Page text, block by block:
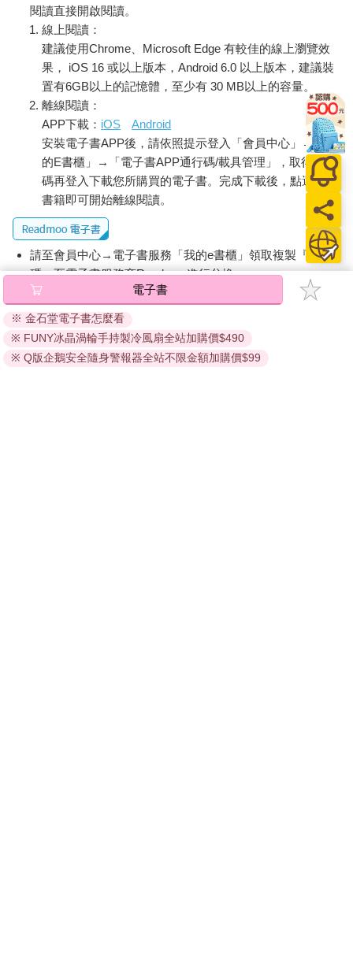
當你們「愛的共同帳戶」裡存款充足時，處理問題就會變得簡單
許多。因此，不妨設法讓伴侶心動，藉此經常在這個帳戶裡存
記住那些讓伴侶特別有感的小事，因為只需要做這些小事，就能
對他產生很大的影響。如此一來，你們會馬上覺得格外親密，當
碰到問題時，就有充足的存款來共度難關。
親密重點：
一、每個人都有特定的小事，只要做了或說出來，就能立刻感受
到被關愛。
二、你可以請伴侶回憶那些她感到完全被愛的時刻，並問她是哪
件事讓她知道你真的愛她，由此了解要怎麼讓她怦然心動。
三、伴侶之間不斷做出互相讓對方心動的行為時，「愛的共同帳
戶」裡就會充滿愛意，當問題出現時會更容易解決。
實作練習：
假如你還沒有這麼做，請試著找出讓你伴侶怦然心動的事。
最簡單的方法是直接問伴侶：「有哪些時候你最能感受到我的
愛？」等他回答，然後再問問：「當時是什麼讓你知道我真的愛
你？」試著多問細節，越具體越好。 同時，也對自己問這些問
題，並告訴你的伴侶，他做什麼事能讓你完完全全地感受到被
閱讀直接開啟閱讀。
線上閱讀：
建議使用Chrome、Microsoft Edge 有較佳的線上瀏覽效
果， iOS 16 或以上版本，Android 6.0 以上版本，建議裝
置有6GB以上的記憶體，至少有 30 MB以上的容量。
離線閱讀：
APP下載： iOS
Android
安裝電子書APP後，請依照提示登入「會員中心」→「我
的E書櫃」→「電子書APP通行碼/載具管理」，取得通行
碼再登入下載您所購買的電子書。完成下載後，點選任一
書籍即可開始離線閱讀。
請至會員中心→電子書服務「我的e書櫃」領取複製『兌換
碼』至電子書服務商Readmoo進行兌換。
退換貨須知：
因版權保護，您在金石堂所購買的電子書僅能以金石堂專屬
的閱讀軟體開啟閱讀，無法以其他閱讀器或直接下載檔案。
依據「消費者保護法」第19條及行政院消費者保護處公告之
電子書
※ 金石堂電子書怎麼看
※ FUNY冰晶渦輪手持製冷風扇全站加購價$490
※ Q版企鵝安全隨身警報器全站不限金額加購價$99